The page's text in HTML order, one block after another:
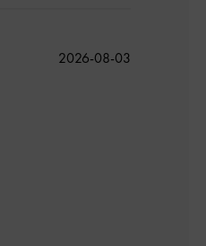
公
2026-08-03